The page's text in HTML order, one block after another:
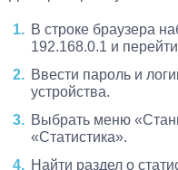
В строке браузера
192.168.0.1 и
Ввести пароль и
устройства.
Выбрать меню
«Статистика».
Найти раздел о